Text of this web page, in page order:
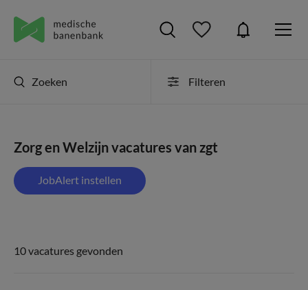
Zoeken Filteren
Zorg en Welzijn vacatures van zgt
JobAlert instellen
10 vacatures gevonden